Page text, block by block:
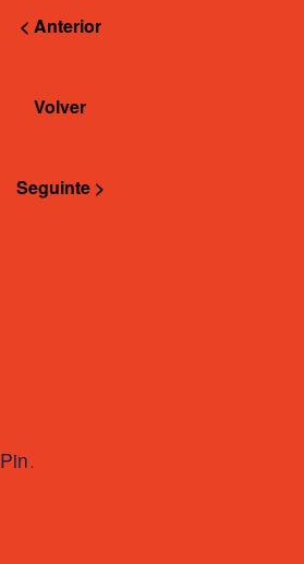
< Anterior
Volver
Seguinte >
Pin.